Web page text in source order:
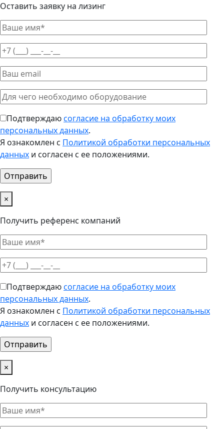
Оставить заявку на лизинг
Подтверждаюсогласие на обработку моих
персональных данных.
Я ознакомлен с Политикой обработки персональных
данных и согласен с ее положениями.
×
Получить референс компаний
Подтверждаюсогласие на обработку моих
персональных данных.
Я ознакомлен с Политикой обработки персональных
данных и согласен с ее положениями.
×
Получить консультацию